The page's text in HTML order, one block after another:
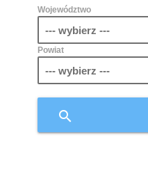
Województwo
Powiat
search